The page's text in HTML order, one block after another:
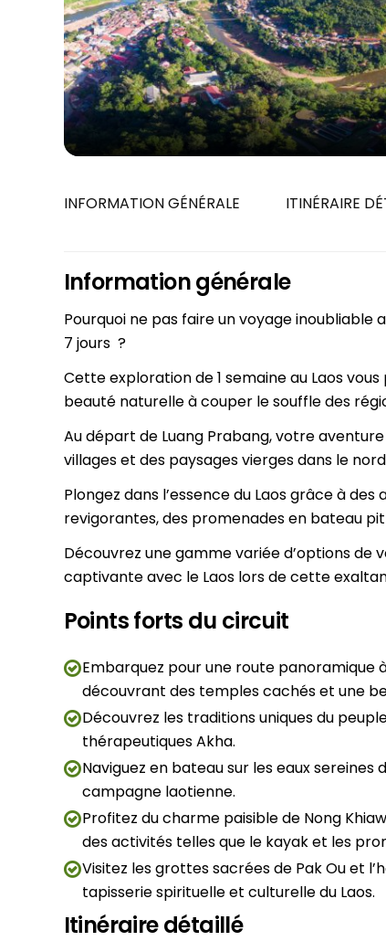
Juillet
7 jours
10 jours
16 jours
Siem Reap
Vientiane
Phu
Hue
Cu Chi
Can
Cat Tien
Nha
INFORMATION GÉNÉRALE ITINÉRAIRE
Information générale
Pourquoi ne pas faire un voyage inoubliable
7 jours ?
Cette exploration de 1 semaine au Laos
beauté naturelle à couper le souffle des
Au départ de Luang Prabang, votre
villages et des paysages vierges dans le nord
Plongez dans l’essence du Laos grâce à
revigorantes, des promenades en bateau
Découvrez une gamme variée d’options
captivante avec le Laos lors de cette
Points forts du circuit
Embarquez pour une route panoramique
découvrant des temples cachés et une
Découvrez les traditions uniques du
thérapeutiques Akha.
Naviguez en bateau sur les eaux
campagne laotienne.
Profitez du charme paisible de Nong
des activités telles que le kayak et les
Visitez les grottes sacrées de Pak Ou et
tapisserie spirituelle et culturelle du Laos.
Itinéraire détaillé